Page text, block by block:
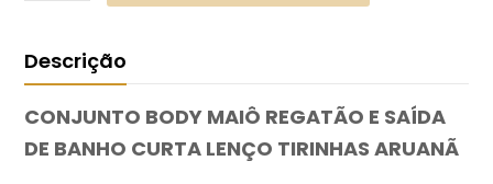
Body
Regatão
e
Saida
Descrição
CONJUNTO BODY MAIÔ REGATÃO E SAÍDA
DE BANHO CURTA LENÇO TIRINHAS ARUANÃ